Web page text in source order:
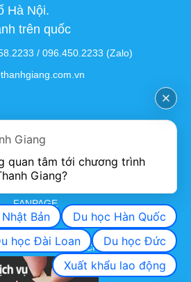
Hà Nội.
trên quốc
/ 096.450.2233 (Zalo)
FANPAGE
CHẤT LƯỢNG DỊCH VỤ
Giang
quan tâm tới chương trình
Giang?
Bản
Du học Hàn Quốc
học Đài Loan
Du học Đức
Xuất khẩu lao động